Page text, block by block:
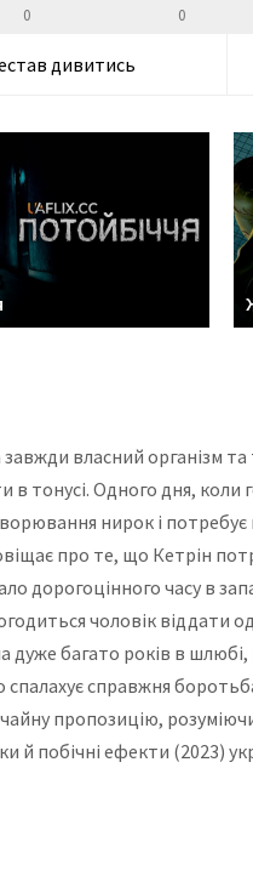
0 0
дивитись
власний організм
тонусі. Одного дня, коли
нирок і потребує
про те, що Кетрін
дорогоцінного часу в
чоловік віддати
дуже багато років в
спалахує справжня
пропозицію,
й побічні ефекти (2023)